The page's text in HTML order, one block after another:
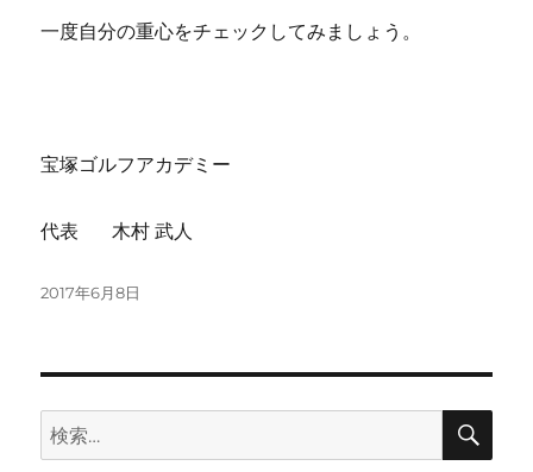
一度自分の重心をチェックしてみましょう。
宝塚ゴルフアカデミー
代表 木村 武人
投
2017年6月8日
検
索:
検